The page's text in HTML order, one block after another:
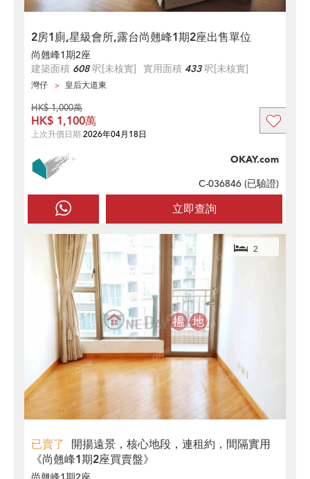
2房1廁,星級會所,露台尚翹峰1期2座出售單位
尚翹峰1期2座
建築面積 608呎[未核實] 實用面積 433呎[未核實]
灣仔 皇后大道東
立即查詢
OKAY.com
C-036846 (已驗證)
HK$ 1,000萬
HK$ 1,100萬
上次升價日期 2026年04月18日
已賣了 開揚遠景，核心地段，連租約，間隔實用
《尚翹峰1期2座買賣盤》
2